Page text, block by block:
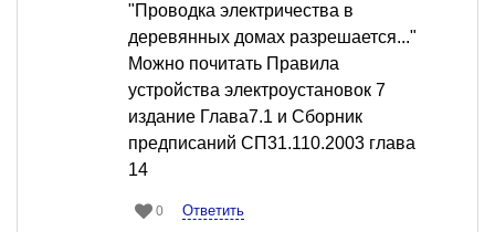
"Проводка электричества в
деревянных домах разрешается..."
Можно почитать Правила
устройства электроустановок 7
издание Глава7.1 и Сборник
предписаний СП31.110.2003 глава
14
0 Ответить